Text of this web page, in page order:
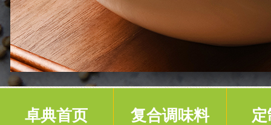
卓典首页 复合调味料